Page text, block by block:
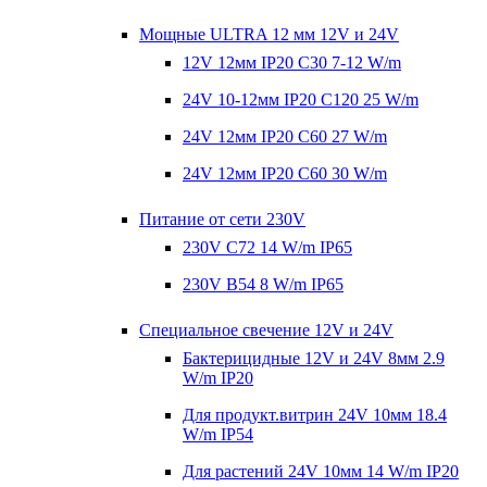
Мощные ULTRA 12 мм 12V и 24V
12V 12мм IP20 C30 7-12 W/m
24V 10-12мм IP20 C120 25 W/m
24V 12мм IP20 C60 27 W/m
24V 12мм IP20 C60 30 W/m
Питание от сети 230V
230V C72 14 W/m IP65
230V В54 8 W/m IP65
Специальное свечение 12V и 24V
Бактерицидные 12V и 24V 8мм 2.9
W/m IP20
Для продукт.витрин 24V 10мм 18.4
W/m IP54
Для растений 24V 10мм 14 W/m IP20